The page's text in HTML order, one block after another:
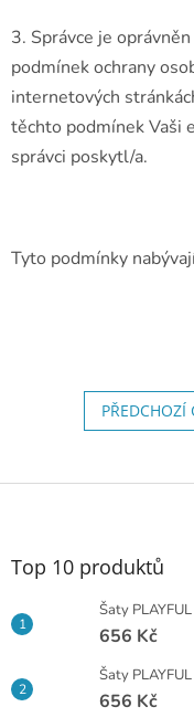
3. Správce je
podmínek ochrany
internetových
těchto podmínek Vaši
správci poskytl/a.
Tyto podmínky
PŘEDCHOZÍ
Z
Top 10 produktů
Šaty
656 Kč
Šaty
656 Kč